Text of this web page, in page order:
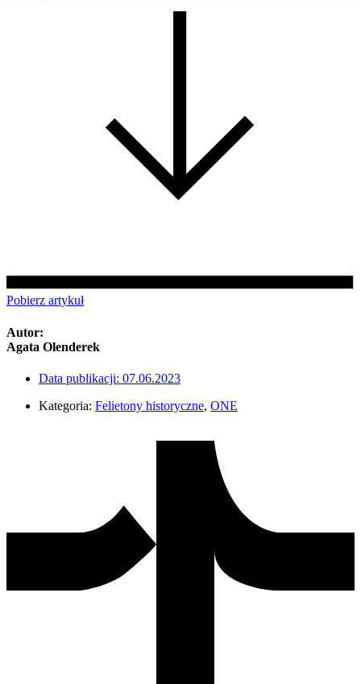
Pobierz artykuł
Autor:
Agata Olenderek
Data publikacji: 07.06.2023
Kategoria: Felietony historyczne, ONE